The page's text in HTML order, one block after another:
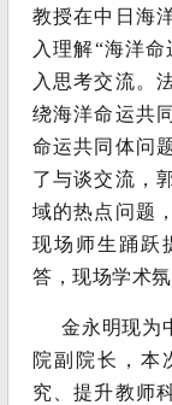
教授在中日海
入理解“海洋
入思考交流。
绕海洋命运共
命运共同体问
了与谈交流，
域的热点问题
现场师生踊跃
答，现场学术
金永明现为
院副院长，本
究、提升教师